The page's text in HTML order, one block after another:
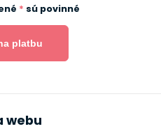
* sú povinné
webu